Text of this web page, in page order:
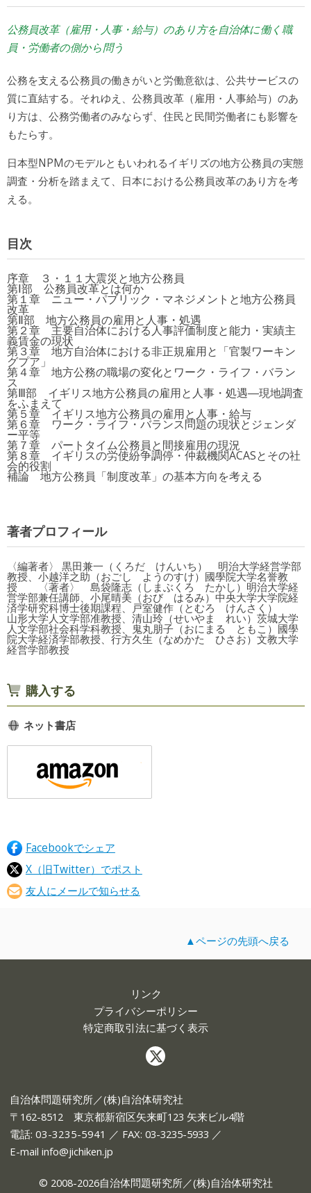
公務員改革（雇用・人事・給与）のあり方を自治体に働く職
員・労働者の側から問う
公務を支える公務員の働きがいと労働意欲は、公共サービスの
質に直結する。それゆえ、公務員改革（雇用・人事給与）のあ
り方は、公務労働者のみならず、住民と民間労働者にも影響を
もたらす。
日本型NPMのモデルともいわれるイギリズの地方公務員の実態
調査・分析を踏まえて、日本における公務員改革のあり方を考
える。
目次
序章 ３・１１大震災と地方公務員
第Ⅰ部 公務員改革とは何か
第１章 ニュー・パブリック・マネジメントと地方公務員
改革
第Ⅱ部 地方公務員の雇用と人事・処遇
第２章 主要自治体における人事評価制度と能力・実績主
義賃金の現状
第３章 地方自治体における非正規雇用と「官製ワーキン
グプア」
第４章 地方公務の職場の変化とワーク・ライフ・バラン
ス
第Ⅲ部 イギリス地方公務員の雇用と人事・処遇―現地調査
をふまえて
第５章 イギリス地方公務員の雇用と人事・給与
第６章 ワーク・ライフ・バランス問題の現状とジェンダ
ー平等
第７章 パートタイム公務員と間接雇用の現況
第８章 イギリスの労使紛争調停・仲裁機関ACASとその社
会的役割
補論 地方公務員「制度改革」の基本方向を考える
著者プロフィール
〈編著者〉 黒田兼一（くろだ けんいち） 明治大学経営学部
教授、小越洋之助（おごし ようのすけ）國學院大学名誉教
授 〈著者〉 島袋隆志（しまぶくろ たかし）明治大学経
営学部兼任講師、小尾晴美（おび はるみ）中央大学大学院経
済学研究科博士後期課程、戸室健作（とむろ けんさく）
山形大学人文学部准教授、清山玲（せいやま れい）茨城大学
人文学部社会科学科教授、鬼丸朋子（おにまる ともこ）國學
院大学経済学部教授、行方久生（なめかた ひさお）文教大学
経営学部教授
購入する
ネット書店
Facebookでシェア
X（旧Twitter）でポスト
友人にメールで知らせる
▲ページの先頭へ戻る
リンク
プライバシーポリシー
特定商取引法に基づく表示
自治体問題研究所／(株)自治体研究社
〒162-8512 東京都新宿区矢来町123 矢来ビル4階
電話: 03-3235-5941 ／ FAX: 03-3235-5933 ／
E-mail info@jichiken.jp
© 2008-2026自治体問題研究所／(株)自治体研究社